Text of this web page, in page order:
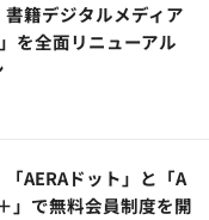
籍デジタルメディア
を全面リニューアル
AERAドット」と「A
」で無料会員制度を開